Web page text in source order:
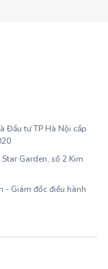
Đầu tư TP Hà Nội cấp
Garden, số 2 Kim
- Giám đốc điều hành